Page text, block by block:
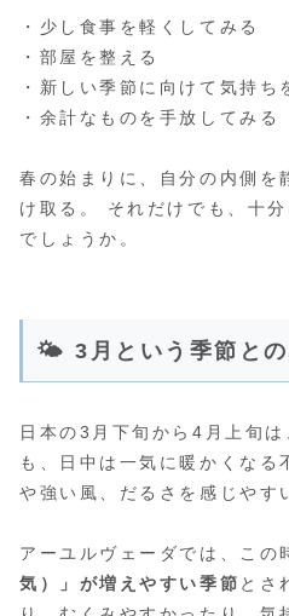
・少し食事を軽くしてみる
・部屋を整える
・新しい季節に向けて気持ち
・余計なものを手放してみる
春の始まりに、自分の内側を
け取る。 それだけでも、十
でしょうか。
🌤️ 3月という季節との
日本の3月下旬から4月上旬
も、日中は一気に暖かくなる
や強い風、だるさを感じやす
アーユルヴェーダでは、この
気）」が増えやすい季節 とさ